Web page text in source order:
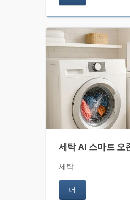
세탁 AI 스마트 오
세탁
더